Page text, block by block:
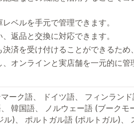
ベルを手元で管理できます。
返品と交換に対応できます。
済を受け付けることができるため
オンラインと実店舗を一元的に管
ーク語、 ドイツ語、 フィンラン
韓国語、 ノルウェー語 (ブークモ
ル)、 ポルトガル語 (ポルトガル)、